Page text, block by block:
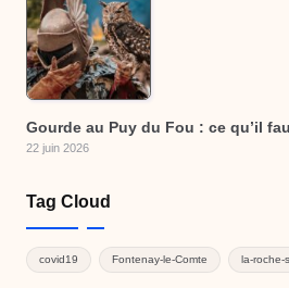
Gourde au Puy du Fou : ce qu’il
22 juin 2026
Tag Cloud
covid19 Fontenay-le-Comte la-roche-